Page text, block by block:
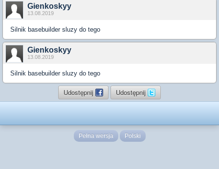
Gienkoskyy
13.08.2019
Silnik basebuilder sluzy do tego
Gienkoskyy
13.08.2019
Silnik basebuilder sluzy do tego
Udostępnij Udostępnij
Pełna wersja Polski